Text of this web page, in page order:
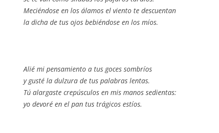
Meciéndose en los álamos el viento te descuentan
la dicha de tus ojos bebiéndose en los míos.
Alié mi pensamiento a tus goces sombríos
y gusté la dulzura de tus palabras lentas.
Tú alargaste crepúsculos en mis manos sedientas:
yo devoré en el pan tus trágicos estíos.